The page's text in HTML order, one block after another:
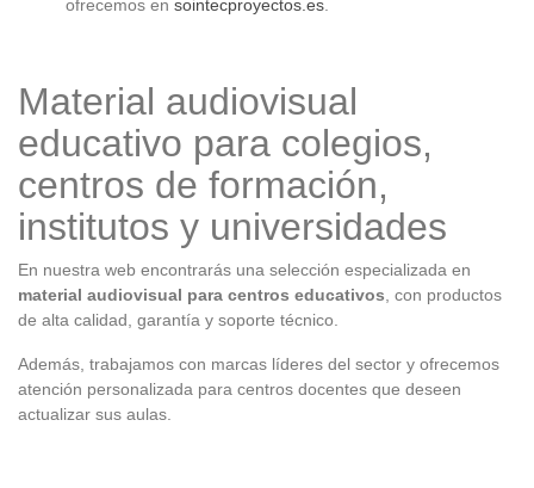
ofrecemos en sointecproyectos.es
Material audiovisual
educativo para colegios,
centros de formación,
institutos y universidades
En nuestra web encontrarás una selección especializada en
material audiovisual para centros educativos , con productos
de alta calidad, garantía y soporte técnico.
Además, trabajamos con marcas líderes del sector y ofrecemos
atención personalizada para centros docentes que deseen
actualizar sus aulas.